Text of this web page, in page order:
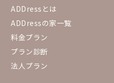
ADDressとは
ADDressの家一覧
料金プラン
プラン診断
法人プラン